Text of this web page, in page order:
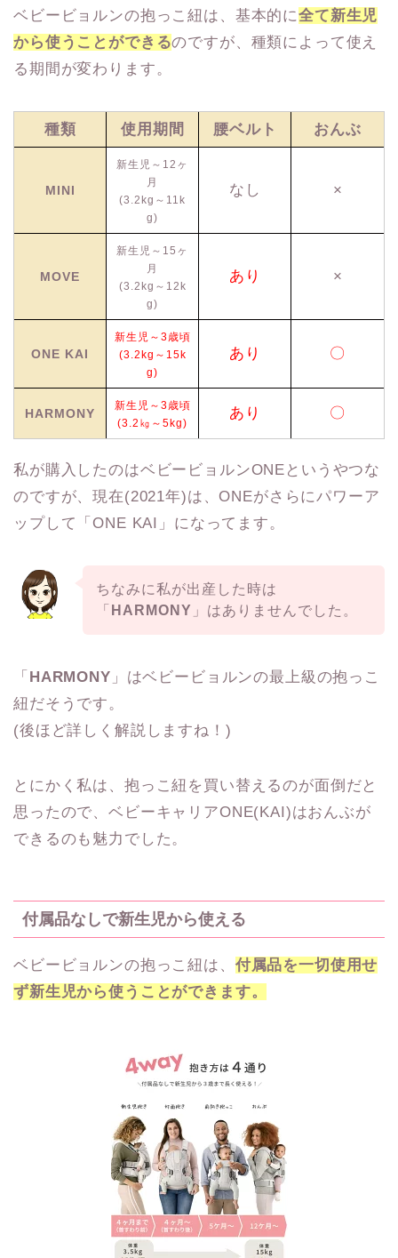
ベビービョルンの抱っこ紐は、基本的に全て新生児
から使うことができるのですが、種類によって使え
る期間が変わります。
種類 使用期間 腰ベルト おんぶ
MINI
新生児～12ヶ
月
(3.2kg～11k
g)
なし ×
MOVE
新生児～15ヶ
月
(3.2kg～12k
g)
あり ×
ONE KAI
新生児～3歳頃
(3.2kg～15k
g)
あり 〇
HARMONY
新生児～3歳頃
(3.2㎏～5kg)
あり 〇
私が購入したのはベビービョルンONEというやつな
のですが、現在(2021年)は、ONEがさらにパワーア
ップして「ONE KAI」になってます。
ちなみに私が出産した時は
「 HARMONY 」はありませんでした。
「 HARMONY 」はベビービョルンの最上級の抱っこ
紐だそうです。
(後ほど詳しく解説しますね！)
とにかく私は、抱っこ紐を買い替えるのが面倒だと
思ったので、ベビーキャリアONE(KAI)はおんぶが
できるのも魅力でした。
付属品なしで新生児から使える
ベビービョルンの抱っこ紐は、 付属品を一切使用せ
ず新生児から使うことができます。